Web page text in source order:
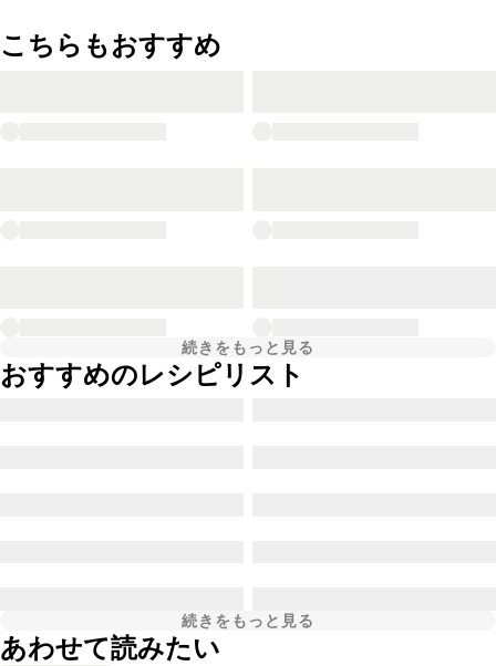
こちらもおすすめ
続きをもっと見る
おすすめのレシピリスト
続きをもっと見る
あわせて読みたい